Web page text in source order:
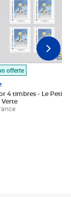
offerte
4 timbres - Le Petit
Verte